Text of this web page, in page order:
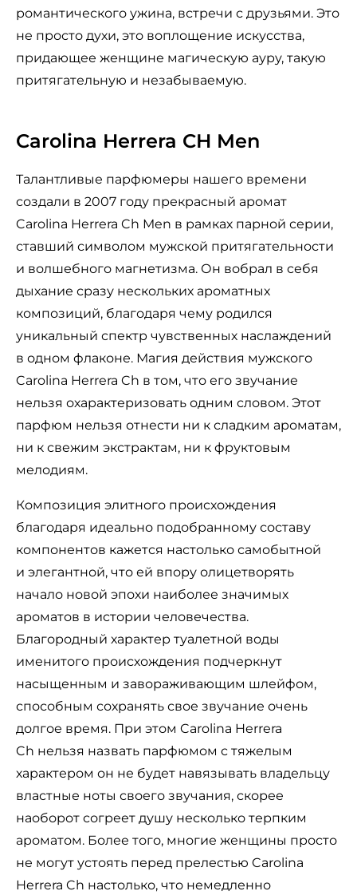
романтического ужина, встречи с друзьями. Это
не просто духи, это воплощение искусства,
придающее женщине магическую ауру, такую
притягательную и незабываемую.
Carolina Herrera CH Men
Талантливые парфюмеры нашего времени
создали в 2007 году прекрасный аромат
Carolina Herrera Ch Men в рамках парной серии,
ставший символом мужской притягательности
и волшебного магнетизма. Он вобрал в себя
дыхание сразу нескольких ароматных
композиций, благодаря чему родился
уникальный спектр чувственных наслаждений
в одном флаконе. Магия действия мужского
Carolina Herrera Ch в том, что его звучание
нельзя охарактеризовать одним словом. Этот
парфюм нельзя отнести ни к сладким ароматам,
ни к свежим экстрактам, ни к фруктовым
мелодиям.
Композиция элитного происхождения
благодаря идеально подобранному составу
компонентов кажется настолько самобытной
и элегантной, что ей впору олицетворять
начало новой эпохи наиболее значимых
ароматов в истории человечества.
Благородный характер туалетной воды
именитого происхождения подчеркнут
насыщенным и завораживающим шлейфом,
способным сохранять свое звучание очень
долгое время. При этом Carolina Herrera
Ch нельзя назвать парфюмом с тяжелым
характером он не будет навязывать владельцу
властные ноты своего звучания, скорее
наоборот согреет душу несколько терпким
ароматом. Более того, многие женщины просто
не могут устоять перед прелестью Carolina
Herrera Ch настолько, что немедленно